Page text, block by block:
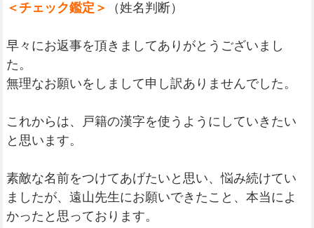
＜チェック鑑定＞ （姓名判断）
早々にお返事を頂きましてありがとうございまし
た。
無理なお願いをしまして申し訳ありませんでした。
これからは、戸籍の漢字を使うようにしていきたい
と思います。
素敵な名前をつけてあげたいと思い、悩み続けてい
ましたが、遠山先生にお願いできたこと、本当によ
かったと思っております。